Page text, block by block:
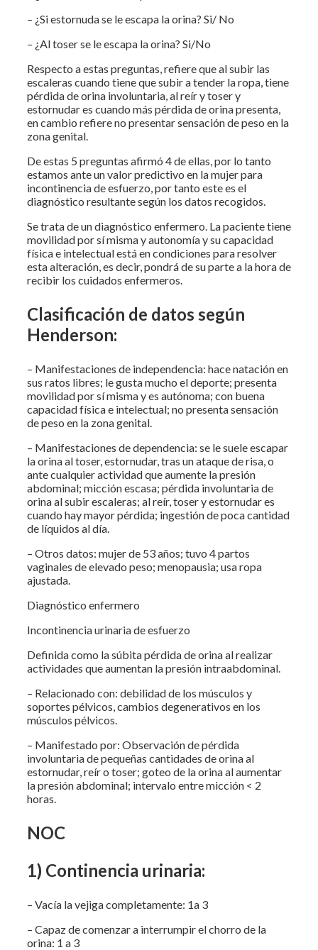
– ¿Si estornuda se le escapa la orina? Si/ No
– ¿Al toser se le escapa la orina? Si/No
Respecto a estas preguntas, refiere que al subir las
escaleras cuando tiene que subir a tender la ropa, tiene
pérdida de orina involuntaria, al reír y toser y
estornudar es cuando más pérdida de orina presenta,
en cambio refiere no presentar sensación de peso en la
zona genital.
De estas 5 preguntas afirmó 4 de ellas, por lo tanto
estamos ante un valor predictivo en la mujer para
incontinencia de esfuerzo, por tanto este es el
diagnóstico resultante según los datos recogidos.
Se trata de un diagnóstico enfermero. La paciente tiene
movilidad por sí misma y autonomía y su capacidad
física e intelectual está en condiciones para resolver
esta alteración, es decir, pondrá de su parte a la hora de
recibir los cuidados enfermeros.
Clasificación de datos según
Henderson:
– Manifestaciones de independencia: hace natación en
sus ratos libres; le gusta mucho el deporte; presenta
movilidad por sí misma y es autónoma; con buena
capacidad física e intelectual; no presenta sensación
de peso en la zona genital.
– Manifestaciones de dependencia: se le suele escapar
la orina al toser, estornudar, tras un ataque de risa, o
ante cualquier actividad que aumente la presión
abdominal; micción escasa; pérdida involuntaria de
orina al subir escaleras; al reír, toser y estornudar es
cuando hay mayor pérdida; ingestión de poca cantidad
de líquidos al día.
– Otros datos: mujer de 53 años; tuvo 4 partos
vaginales de elevado peso; menopausia; usa ropa
ajustada.
Diagnóstico enfermero
Incontinencia urinaria de esfuerzo
Definida como la súbita pérdida de orina al realizar
actividades que aumentan la presión intraabdominal.
– Relacionado con: debilidad de los músculos y
soportes pélvicos, cambios degenerativos en los
músculos pélvicos.
– Manifestado por: Observación de pérdida
involuntaria de pequeñas cantidades de orina al
estornudar, reír o toser; goteo de la orina al aumentar
la presión abdominal; intervalo entre micción < 2
horas.
NOC
1) Continencia urinaria:
– Vacía la vejiga completamente: 1a 3
– Capaz de comenzar a interrumpir el chorro de la
orina: 1 a 3